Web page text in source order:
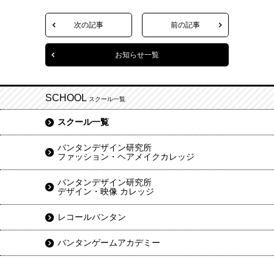
次の記事 前の記事
お知らせ一覧
SCHOOL スクール一覧
スクール一覧
バンタンデザイン研究所
ファッション・ヘアメイクカレッジ
バンタンデザイン研究所
デザイン・映像 カレッジ
レコールバンタン
バンタンゲームアカデミー